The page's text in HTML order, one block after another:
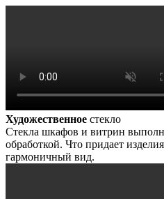
Художественное стекло
Стекла шкафов и витрин
обработкой. Что придает
гармоничный вид.